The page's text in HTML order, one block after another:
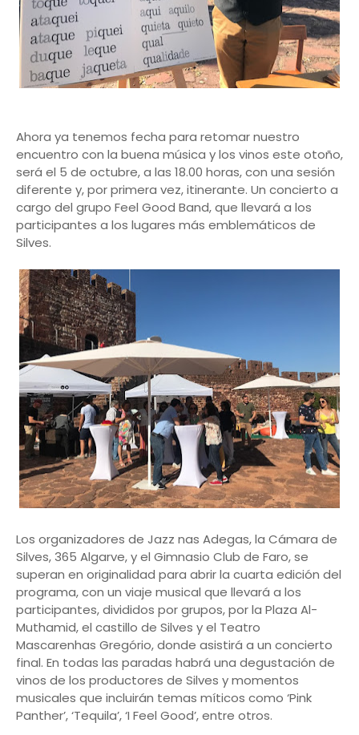
Ahora ya tenemos fecha para retomar nuestro
encuentro con la buena música y los vinos este otoño,
será el 5 de octubre, a las 18.00 horas, con una sesión
diferente y, por primera vez, itinerante. Un concierto a
cargo del grupo Feel Good Band, que llevará a los
participantes a los lugares más emblemáticos de
Silves.
Los organizadores de Jazz nas Adegas, la Cámara de
Silves, 365 Algarve, y el Gimnasio Club de Faro, se
superan en originalidad para abrir la cuarta edición del
programa, con un viaje musical que llevará a los
participantes, divididos por grupos, por la Plaza Al-
Muthamid, el castillo de Silves y el Teatro
Mascarenhas Gregório, donde asistirá a un concierto
final. En todas las paradas habrá una degustación de
vinos de los productores de Silves y momentos
musicales que incluirán temas míticos como ‘Pink
Panther’, ‘Tequila’, ‘I Feel Good’, entre otros.